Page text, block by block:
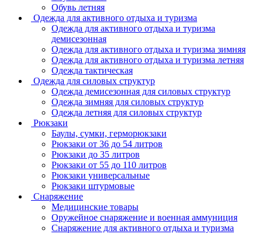
Обувь летняя
Одежда для активного отдыха и туризма
Одежда для активного отдыха и туризма
демисезонная
Одежда для активного отдыха и туризма зимняя
Одежда для активного отдыха и туризма летняя
Одежда тактическая
Одежда для силовых структур
Одежда демисезонная для силовых структур
Одежда зимняя для силовых структур
Одежда летняя для силовых структур
Рюкзаки
Баулы, сумки, герморюкзаки
Рюкзаки от 36 до 54 литров
Рюкзаки до 35 литров
Рюкзаки от 55 до 110 литров
Рюкзаки универсальные
Рюкзаки штурмовые
Снаряжение
Медицинские товары
Оружейное снаряжение и военная аммуниция
Снаряжение для активного отдыха и туризма